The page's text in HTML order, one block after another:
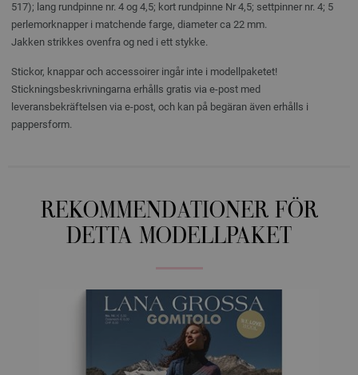
517); lang rundpinne nr. 4 og 4,5; kort rundpinne Nr 4,5; settpinner nr. 4; 5
perlemorknapper i matchende farge, diameter ca 22 mm.
Jakken strikkes ovenfra og ned i ett stykke.
Stickor, knappar och accessoirer ingår inte i modellpaketet!
Stickningsbeskrivningarna erhålls gratis via e-post med
leveransbekräftelsen via e-post, och kan på begäran även erhålls i
pappersform.
REKOMMENDATIONER FÖR
DETTA MODELLPAKET